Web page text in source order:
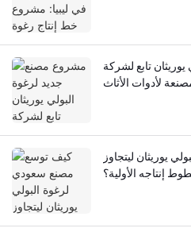
تابع لشركة
لأدوات الأثاث
يوريثان ليتجاوز
إنتاجه الأولية؟